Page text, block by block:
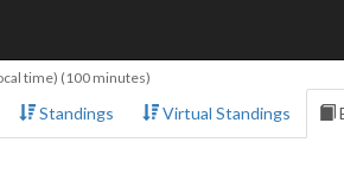
time) (100 minutes)
Standings Virtual Standings